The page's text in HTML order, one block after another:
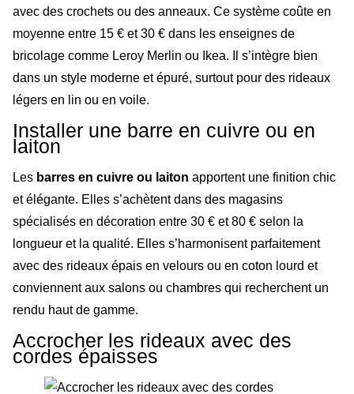
avec des crochets ou des anneaux. Ce système coûte en
moyenne entre 15 € et 30 € dans les enseignes de
bricolage comme Leroy Merlin ou Ikea. Il s’intègre bien
dans un style moderne et épuré, surtout pour des rideaux
légers en lin ou en voile.
Installer une barre en cuivre ou en
laiton
Les barres en cuivre ou laiton apportent une finition chic
et élégante. Elles s’achètent dans des magasins
spécialisés en décoration entre 30 € et 80 € selon la
longueur et la qualité. Elles s’harmonisent parfaitement
avec des rideaux épais en velours ou en coton lourd et
conviennent aux salons ou chambres qui recherchent un
rendu haut de gamme.
Accrocher les rideaux avec des
cordes épaisses